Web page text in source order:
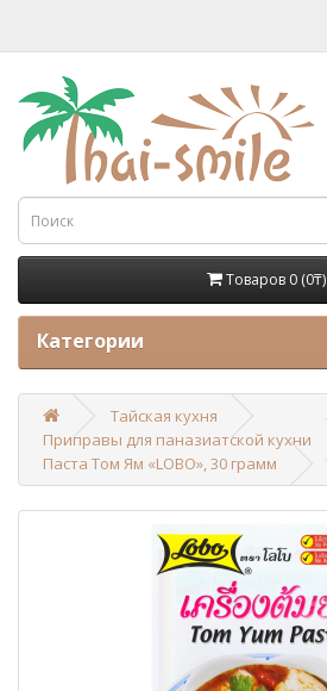
Товаров 0 (0₸)
Категории
Тайская кухня
Приправы для паназиатской кухни
Паста Том Ям «LOBO», 30 грамм